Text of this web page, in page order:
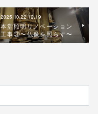
2025.10.22 12:19
本堂照明リノベーション
工事③〜仏像を照らす〜